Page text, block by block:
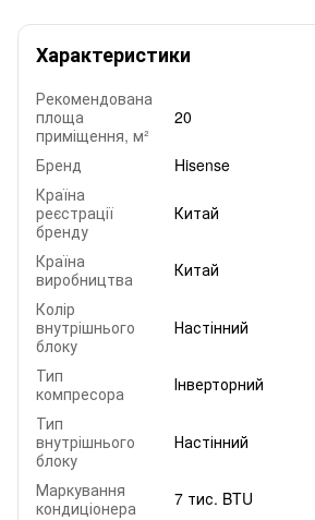
Характеристики
Рекомендована
площа
приміщення, м²
20
Бренд
Hisense
Країна
реєстрації
бренду
Китай
Країна
виробництва
Китай
Колір
внутрішнього
блоку
Настінний
Тип
компресора
Інверторний
Тип
внутрішнього
блоку
Настінний
Маркування
кондиціонера
7 тис. BTU